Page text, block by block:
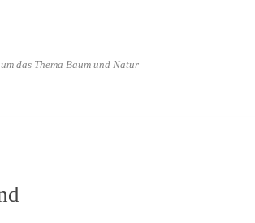
das Thema Baum und Natur